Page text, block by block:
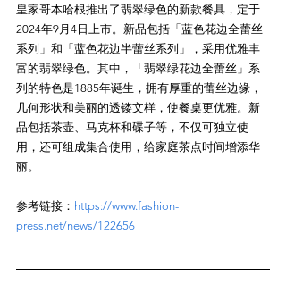
皇家哥本哈根推出了翡翠绿色的新款餐具，定于
2024年9月4日上市。新品包括「蓝色花边全蕾丝
系列」和「蓝色花边半蕾丝系列」，采用优雅丰
富的翡翠绿色。其中，「翡翠绿花边全蕾丝」系
列的特色是1885年诞生，拥有厚重的蕾丝边缘，
几何形状和美丽的透镂文样，使餐桌更优雅。新
品包括茶壶、马克杯和碟子等，不仅可独立使
用，还可组成集合使用，给家庭茶点时间增添华
参考链接： https://www.fashion-
press.net/news/122656